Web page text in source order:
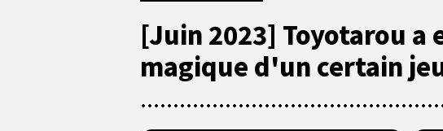
[Juin 2023] Toyotarou
magique d'un certain